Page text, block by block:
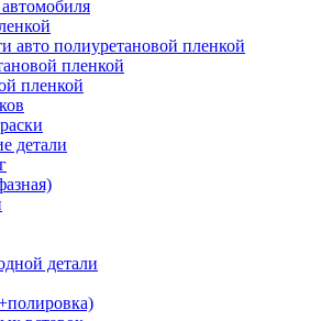
авто полиуретановой пленкой
пленкой
пленкой
детали
детали